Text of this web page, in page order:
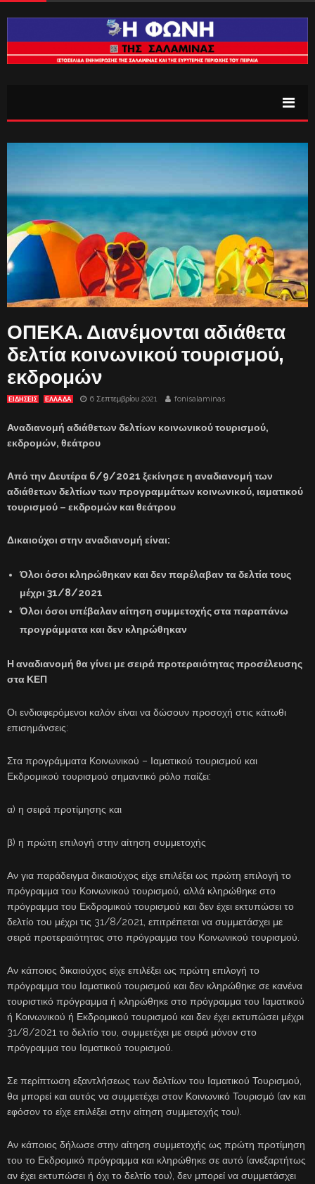
ΟΠΕΚΑ. Διανέμονται αδιάθετα
δελτία κοινωνικού τουρισμού,
εκδρομών
ΕΙΔΗΣΕΙΣ ΕΛΛΑΔΑ 6 Σεπτεμβρίου 2021 fonisalaminas
Αναδιανομή αδιάθετων δελτίων κοινωνικού τουρισμού,
εκδρομών, θεάτρου
Από την Δευτέρα 6/9/2021 ξεκίνησε η αναδιανομή των
αδιάθετων δελτίων των προγραμμάτων κοινωνικού, ιαματικού
τουρισμού – εκδρομών και θεάτρου
Δικαιούχοι στην αναδιανομή είναι:
Όλοι όσοι κληρώθηκαν και δεν παρέλαβαν τα δελτία τους
μέχρι 31/8/2021
Όλοι όσοι υπέβαλαν αίτηση συμμετοχής στα παραπάνω
προγράμματα και δεν κληρώθηκαν
Η αναδιανομή θα γίνει με σειρά προτεραιότητας προσέλευσης
στα ΚΕΠ
Οι ενδιαφερόμενοι καλόν είναι να δώσουν προσοχή στις κάτωθι
επισημάνσεις:
Στα προγράμματα Κοινωνικού – Ιαματικού τουρισμού και
Εκδρομικού τουρισμού σημαντικό ρόλο παίζει:
α) η σειρά προτίμησης και
β) η πρώτη επιλογή στην αίτηση συμμετοχής
Αν για παράδειγμα δικαιούχος είχε επιλέξει ως πρώτη επιλογή το
πρόγραμμα του Κοινωνικού τουρισμού, αλλά κληρώθηκε στο
πρόγραμμα του Εκδρομικού τουρισμού και δεν έχει εκτυπώσει το
δελτίο του μέχρι τις 31/8/2021, επιτρέπεται να συμμετάσχει με
σειρά προτεραιότητας στο πρόγραμμα του Κοινωνικού τουρισμού.
Αν κάποιος δικαιούχος είχε επιλέξει ως πρώτη επιλογή το
πρόγραμμα του Ιαματικού τουρισμού και δεν κληρώθηκε σε κανένα
τουριστικό πρόγραμμα ή κληρώθηκε στο πρόγραμμα του Ιαματικού
ή Κοινωνικού ή Εκδρομικού τουρισμού και δεν έχει εκτυπώσει μέχρι
31/8/2021 το δελτίο του, συμμετέχει με σειρά μόνον στο
πρόγραμμα του Ιαματικού τουρισμού.
Σε περίπτωση εξαντλήσεως των δελτίων του Ιαματικού Τουρισμού,
θα μπορεί και αυτός να συμμετέχει στον Κοινωνικό Τουρισμό (αν και
εφόσον το είχε επιλέξει στην αίτηση συμμετοχής του).
Αν κάποιος δήλωσε στην αίτηση συμμετοχής ως πρώτη προτίμηση
του το Εκδρομικό πρόγραμμα και κληρώθηκε σε αυτό (ανεξαρτήτως
αν έχει εκτυπώσει ή όχι το δελτίο του), δεν μπορεί να συμμετάσχει